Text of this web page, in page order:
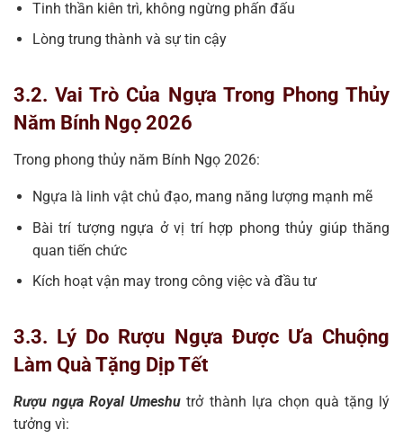
Tinh thần kiên trì, không ngừng phấn đấu
Lòng trung thành và sự tin cậy
3.2. Vai Trò Của Ngựa Trong Phong Thủy
Năm Bính Ngọ 2026
Trong phong thủy năm Bính Ngọ 2026:
Ngựa là linh vật chủ đạo, mang năng lượng mạnh mẽ
Bài trí tượng ngựa ở vị trí hợp phong thủy giúp thăng
quan tiến chức
Kích hoạt vận may trong công việc và đầu tư
3.3. Lý Do Rượu Ngựa Được Ưa Chuộng
Làm Quà Tặng Dịp Tết
Rượu ngựa Royal Umeshu trở thành lựa chọn quà tặng lý
tưởng vì: